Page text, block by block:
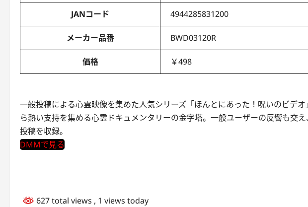
JANコード 4944285831200
メーカー品番 BWD03120R
価格 ￥498
一般投稿による心霊映像を集めた人気シリーズ「ほんとにあった！呪いのビデオ
ら熱い支持を集める心霊ドキュメンタリーの金字塔。一般ユーザーの反響も交
投稿を収録。
DMMで見る
627 total views , 1 views today